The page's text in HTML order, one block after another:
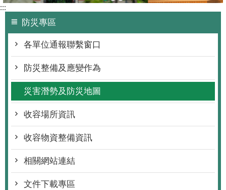
:::
防災專區
各單位通報聯繫窗口
防災整備及應變作為
災害潛勢及防災地圖
收容場所資訊
收容物資整備資訊
相關網站連結
文件下載專區